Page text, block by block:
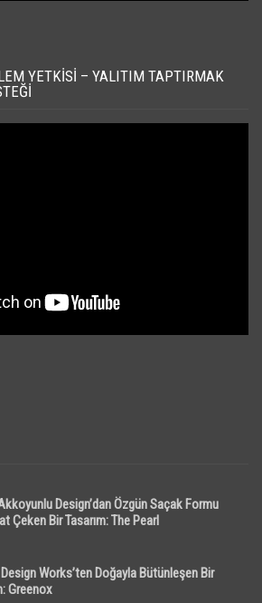
YETKISI – YALITIM TAPTIRMAK
Design’dan Özgün Saçak Formu
Çeken Bir Tasarım: The Pearl
Works’ten Doğayla Bütünleşen Bir
Greenox